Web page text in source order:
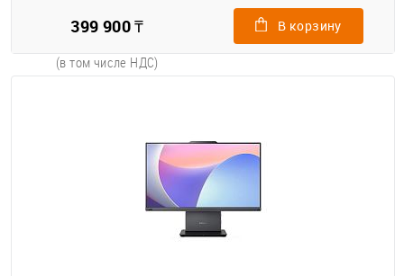
399 900 ₸
(в том числе НДС)
В корзину